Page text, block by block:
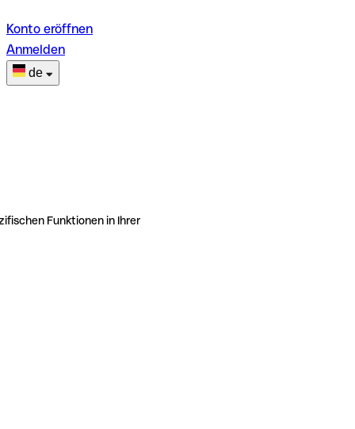
Konto eröffnen
Anmelden
de
Funktionen in Ihrer